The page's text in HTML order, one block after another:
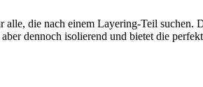
die nach einem Layering-Teil suchen.
dennoch isolierend und bietet die